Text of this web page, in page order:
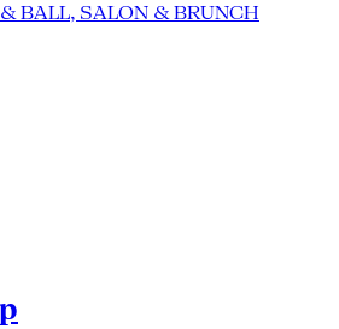
BALL, SALON & BRUNCH